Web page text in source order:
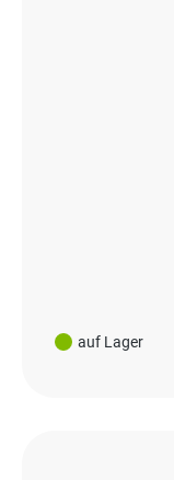
auf Lager